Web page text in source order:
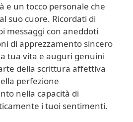
e un tocco personale che
suo cuore. Ricordati di
messaggi con aneddoti
di apprezzamento sincero
tua vita e auguri genuini
della scrittura affettiva
perfezione
nella capacità di
i tuoi sentimenti.